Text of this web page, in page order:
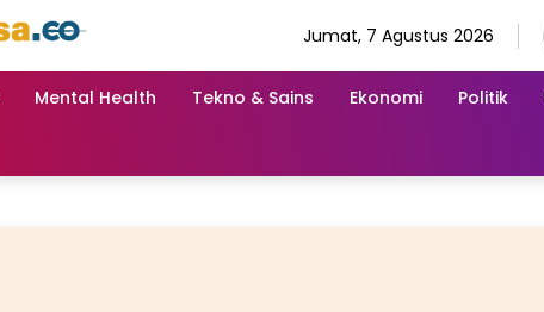
Jumat, 7 Agustus 2026
Mental Health Tekno & Sains Ekonomi Politik